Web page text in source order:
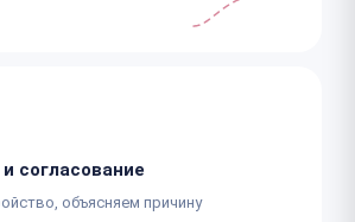
согласование
объясняем причину